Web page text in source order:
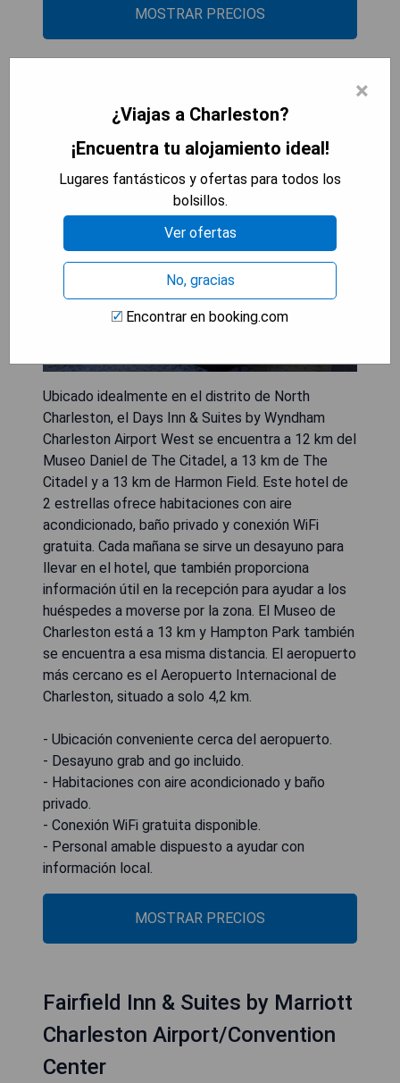
MOSTRAR PRECIOS
Charleston Airport West
Ubicado idealmente en el distrito de North
Charleston, el Days Inn & Suites by Wyndham
Charleston Airport West se encuentra a 12 km del
Museo Daniel de The Citadel, a 13 km de The
Citadel y a 13 km de Harmon Field. Este hotel de
2 estrellas ofrece habitaciones con aire
acondicionado, baño privado y conexión WiFi
gratuita. Cada mañana se sirve un desayuno para
llevar en el hotel, que también proporciona
información útil en la recepción para ayudar a los
huéspedes a moverse por la zona. El Museo de
Charleston está a 13 km y Hampton Park también
se encuentra a esa misma distancia. El aeropuerto
más cercano es el Aeropuerto Internacional de
Charleston, situado a solo 4,2 km.
- Ubicación conveniente cerca del aeropuerto.
- Desayuno grab and go incluido.
- Habitaciones con aire acondicionado y baño
privado.
- Conexión WiFi gratuita disponible.
- Personal amable dispuesto a ayudar con
información local.
MOSTRAR PRECIOS
Fairfield Inn & Suites by Marriott
Charleston Airport/Convention
Center
×
¿Viajas a Charleston?
¡Encuentra tu alojamiento ideal!
Lugares fantásticos y ofertas para todos los
bolsillos.
Ver ofertas
No, gracias
Encontrar en booking.com